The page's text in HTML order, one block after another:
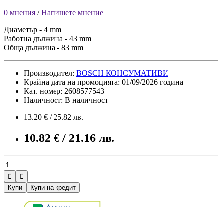
0 мнения /Напишете мнение
Диаметър - 4 mm
Работна дължина - 43 mm
Обща дължина - 83 mm
Производител: BOSCH КОНСУМАТИВИ
Крайна дата на промоцията: 01/09/2026 година
Кат. номер: 2608577543
Наличност: В наличност
13.20 € / 25.82 лв.
10.82 € / 21.16 лв.


Купи
Купи на кредит